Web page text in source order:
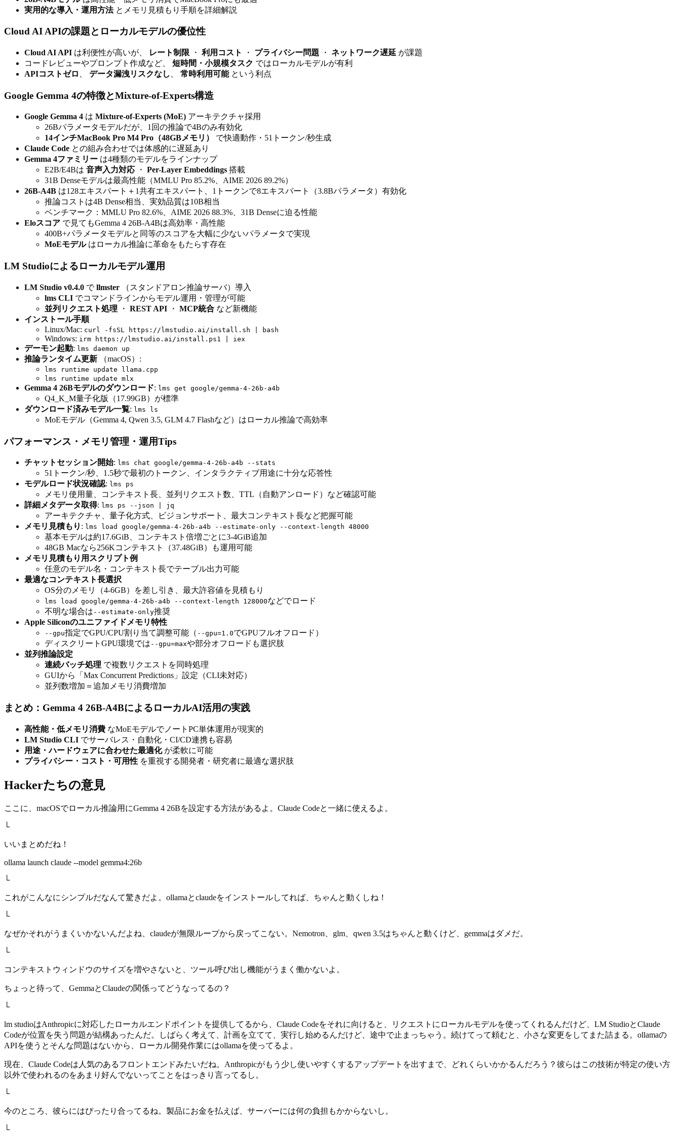
実用的な導入・運用方法とメモリ見積もり手順を詳細解説
Cloud AI APIの課題とローカルモデルの優位性
Cloud AI API は利便性が高いが、 レート制限 ・ 利用コスト ・ プライバシー問題 ・ ネットワーク遅延 が課題
コードレビューやプロンプト作成など、 短時間・小規模タスク ではローカルモデルが有利
APIコストゼロ
データ漏洩リスクなし 常時利用可能という利点
Google Gemma 4の特徴とMixture-of-Experts構造
Google Gemma 4 は Mixture-of-Experts (MoE) アーキテクチャ採用
26Bパラメータモデルだが、1回の推論で4Bのみ有効化
14インチMacBook Pro M4 Pro（48GBメモリ）
で快適動作・51トークン/秒生成
Claude Code との組み合わせでは体感的に遅延あり
Gemma 4ファミリー は4種類のモデルをラインナップ
E2B/E4Bは 音声入力対応 ・ Per-Layer Embeddings 搭載
31B Denseモデルは最高性能（MMLU Pro 85.2%、AIME 2026 89.2%）
26B-A4B は128エキスパート＋1共有エキスパート、1トークンで8エキスパート（3.8Bパラメータ）有効化
推論コストは4B Dense相当、実効品質は10B相当
ベンチマーク：MMLU Pro 82.6%、AIME 2026 88.3%、31B Denseに迫る性能
Eloスコア で見てもGemma 4 26B-A4Bは高効率・高性能
400B+パラメータモデルと同等のスコアを大幅に少ないパラメータで実現
MoEモデルはローカル推論に革命をもたらす存在
LM Studioによるローカルモデル運用
LM Studio v0.4.0 でllmster （スタンドアロン推論サーバ）導入
lms CLI でコマンドラインからモデル運用・管理が可能
並列リクエスト処理 ・ REST API ・ MCP統合 など新機能
インストール手順
Linux/Mac: curl -fsSL https://lmstudio.ai/install.sh | bash
Windows: irm https://lmstudio.ai/install.ps1 | iex
デーモン起動: lms daemon up
推論ランタイム更新 （macOS）:
lms runtime update llama.cpp
lms runtime update mlx
Gemma 4 26Bモデルのダウンロード: lms get google/gemma-4-26b-a4b
Q4_K_M量子化版（17.99GB）が標準
ダウンロード済みモデル一覧: lms ls
MoEモデル（Gemma 4, Qwen 3.5, GLM 4.7 Flashなど）はローカル推論で高効率
パフォーマンス・メモリ管理・運用Tips
チャットセッション開始: lms chat google/gemma-4-26b-a4b --stats
51トークン/秒、1.5秒で最初のトークン、インタラクティブ用途に十分な応答性
モデルロード状況確認: lms ps
メモリ使用量、コンテキスト長、並列リクエスト数、TTL（自動アンロード）など確認可能
詳細メタデータ取得: lms ps --json | jq
アーキテクチャ、量子化方式、ビジョンサポート、最大コンテキスト長など把握可能
メモリ見積もり : lms load google/gemma-4-26b-a4b --estimate-only --context-length 48000
基本モデルは約17.6GiB、コンテキスト倍増ごとに3-4GiB追加
48GB Macなら256Kコンテキスト（37.48GiB）も運用可能
メモリ見積もり用スクリプト例
任意のモデル名・コンテキスト長でテーブル出力可能
最適なコンテキスト長選択
OS分のメモリ（4-6GB）を差し引き、最大許容値を見積もり
lms load google/gemma-4-26b-a4b --context-length 128000などでロード
不明な場合は --estimate-only推奨
Apple Siliconのユニファイドメモリ特性
--gpu指定でGPU/CPU割り当て調整可能（ --gpu=1.0でGPUフルオフロード）
ディスクリートGPU環境では --gpu=maxや部分オフロードも選択肢
並列推論設定
連続バッチ処理 で複数リクエストを同時処理
GUIから「Max Concurrent Predictions」設定（CLI未対応）
並列数増加＝追加メモリ消費増加
まとめ：Gemma 4 26B-A4BによるローカルAI活用の実践
高性能・低メモリ消費 なMoEモデルでノートPC単体運用が現実的
LM Studio CLI でサーバレス・自動化・CI/CD連携も容易
用途・ハードウェアに合わせた最適化が柔軟に可能
プライバシー・コスト・可用性 を重視する開発者・研究者に最適な選択肢
Hackerたちの意見
ここに、macOSでローカル推論用にGemma 4 26Bを設定する方法があるよ。Claude Codeと一緒に使えるよ。
└
いいまとめだね！
ollama launch claude --model gemma4:26b
└
これがこんなにシンプルだなんて驚きだよ。ollamaとclaudeをインストールしてれば、ちゃんと動くしね！
└
なぜかそれがうまくいかないんだよね、claudeが無限ループから戻ってこない。Nemotron、glm、qwen 3.5はちゃんと動くけど、gemmaはダメだ。
└
コンテキストウィンドウのサイズを増やさないと、ツール呼び出し機能がうまく働かないよ。
ちょっと待って、GemmaとClaudeの関係ってどうなってるの？
└
lm studioはAnthropicに対応したローカルエンドポイントを提供してるから、Claude Codeをそれに向けると、リクエストにローカルモデルを使ってくれるんだけど、LM StudioとClaude
Codeが位置を失う問題が結構あったんだ。しばらく考えて、計画を立てて、実行し始めるんだけど、途中で止まっちゃう。続けてって頼むと、小さな変更をしてまた詰まる。ollamaの
APIを使うとそんな問題はないから、ローカル開発作業にはollamaを使ってるよ。
現在、Claude Codeは人気のあるフロントエンドみたいだね。Anthropicがもう少し使いやすくするアップデートを出すまで、どれくらいかかるんだろう？彼らはこの技術が特定の使い方
以外で使われるのをあまり好んでないってことをはっきり言ってるし。
└
今のところ、彼らにはぴったり合ってるね。製品にお金を払えば、サーバーには何の負担もかからないし。
└